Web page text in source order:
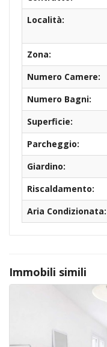
Località:
Zona:
Numero Camere:
Numero Bagni:
Superficie:
Parcheggio:
Giardino:
Riscaldamento:
Aria Condizionata:
Immobili simili